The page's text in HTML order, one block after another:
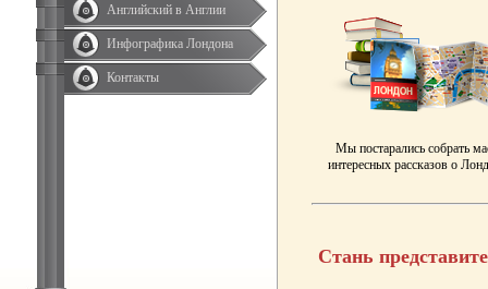
Английский в Англии
Инфографика Лондона
Контакты
Мы постарались собрать
интересных рассказов о
Стань